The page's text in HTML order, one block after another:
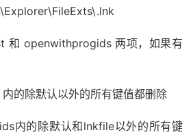
和 openwithprogids 两项，如果有
的除默认以外的所有键值都删除
内的除默认和lnkfile以外的所有键